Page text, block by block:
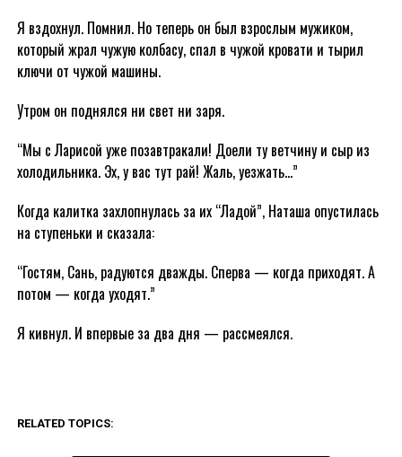
Я вздохнул. Помнил. Но теперь он был взрослым мужиком,
который жрал чужую колбасу, спал в чужой кровати и тырил
ключи от чужой машины.
Утром он поднялся ни свет ни заря.
“Мы с Ларисой уже позавтракали! Доели ту ветчину и сыр из
холодильника. Эх, у вас тут рай! Жаль, уезжать…”
Когда калитка захлопнулась за их “Ладой”, Наташа опустилась
на ступеньки и сказала:
“Гостям, Сань, радуются дважды. Сперва — когда приходят. А
потом — когда уходят.”
Я кивнул. И впервые за два дня — рассмеялся.
RELATED TOPICS: